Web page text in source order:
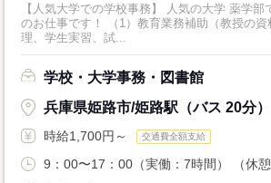
【人気大学での学校事務】 人気の大学 薬学部
のお仕事です！ （1）教育業務補助（教授の
理、学生実習、試...
学校・大学事務・図書館
兵庫県姫路市/姫路駅（バス 20分）
時給1,700円～ 交通費全額支給
9：00〜17：00（実働：7時間） （休憩